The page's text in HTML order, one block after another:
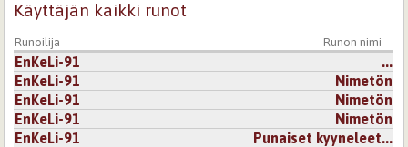
Käyttäjän kaikki runot
Runoilija Runon nimi
EnKeLi-91
...
EnKeLi-91
Nimetön
EnKeLi-91
Nimetön
EnKeLi-91
Nimetön
EnKeLi-91
Punaiset kyyneleet...